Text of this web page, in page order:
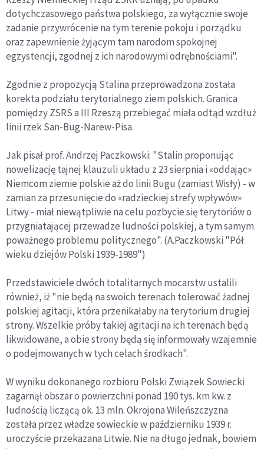
dotychczasowego państwa polskiego, za wyłącznie swoje
zadanie przywrócenie na tym terenie pokoju i porządku
oraz zapewnienie żyjącym tam narodom spokojnej
egzystencji, zgodnej z ich narodowymi odrębnościami".
Zgodnie z propozycją Stalina przeprowadzona została
korekta podziału terytorialnego ziem polskich. Granica
pomiędzy ZSRS a III Rzeszą przebiegać miała odtąd wzdłuż
linii rzek San-Bug-Narew-Pisa.
Jak pisał prof. Andrzej Paczkowski: "Stalin proponując
nowelizację tajnej klauzuli układu z 23 sierpnia i «oddając»
Niemcom ziemie polskie aż do linii Bugu (zamiast Wisły) - w
zamian za przesunięcie do «radzieckiej strefy wpływów»
Litwy - miał niewątpliwie na celu pozbycie się terytoriów o
przygniatającej przewadze ludności polskiej, a tym samym
poważnego problemu politycznego". (A.Paczkowski "Pół
wieku dziejów Polski 1939-1989")
Przedstawiciele dwóch totalitarnych mocarstw ustalili
również, iż "nie będą na swoich terenach tolerować żadnej
polskiej agitacji, która przenikałaby na terytorium drugiej
strony. Wszelkie próby takiej agitacji na ich terenach będą
likwidowane, a obie strony będą się informowały wzajemnie
o podejmowanych w tych celach środkach".
W wyniku dokonanego rozbioru Polski Związek Sowiecki
zagarnął obszar o powierzchni ponad 190 tys. km kw. z
ludnością liczącą ok. 13 mln. Okrojona Wileńszczyzna
została przez władze sowieckie w październiku 1939 r.
uroczyście przekazana Litwie. Nie na długo jednak, bowiem